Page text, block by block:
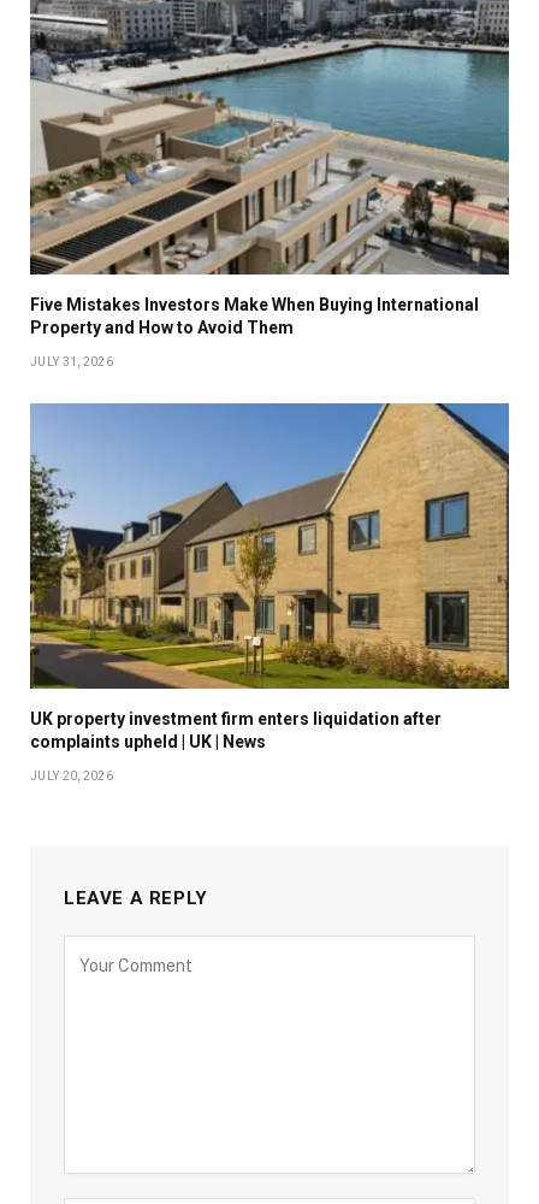
Five Mistakes Investors Make When Buying International
Property and How to Avoid Them
JULY 31, 2026
UK property investment firm enters liquidation after
complaints upheld | UK | News
JULY 20, 2026
LEAVE A REPLY